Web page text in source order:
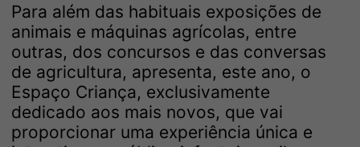
Para além das habituais exposições de
animais e máquinas agrícolas, entre
outras, dos concursos e das conversas
de agricultura, apresenta, este ano, o
Espaço Criança, exclusivamente
dedicado aos mais novos, que vai
proporcionar uma experiência única e